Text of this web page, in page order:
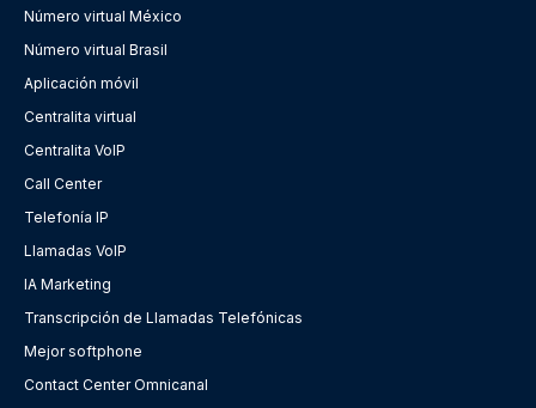
Número virtual México
Número virtual Brasil
Aplicación móvil
Centralita virtual
Centralita VoIP
Call Center
Telefonía IP
Llamadas VoIP
IA Marketing
Transcripción de Llamadas Telefónicas
Mejor softphone
Contact Center Omnicanal